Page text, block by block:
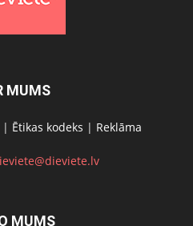
MUMS
| Ētikas kodeks | Reklāma
MUMS